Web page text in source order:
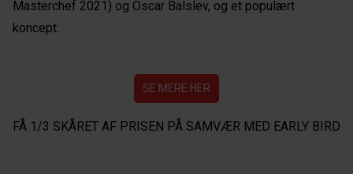
Masterchef 2021) og Oscar Balslev, og et populært
koncept.
SE MERE HER
FÅ 1/3 SKÅRET AF PRISEN PÅ SAMVÆR MED EARLY BIRD